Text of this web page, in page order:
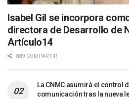
Isabel Gil se incorpora
directora de Desarrollo de
Artículo14
889 COMPARTIR
La CNMC asumirá el control
comunicación tras la nueva